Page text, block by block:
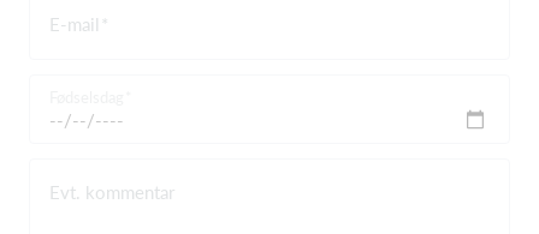
E-mail
Evt. kommentar